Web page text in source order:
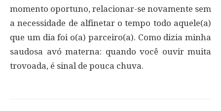
momento oportuno, relacionar-se novamente sem
a necessidade de alfinetar o tempo todo aquele(a)
que um dia foi o(a) parceiro(a). Como dizia minha
saudosa avó materna: quando você ouvir muita
trovoada, é sinal de pouca chuva.